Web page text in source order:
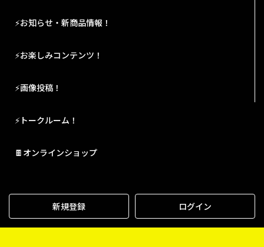
⚡お知らせ・新商品情報！
⚡お楽しみコンテンツ！
⚡画像投稿！
⚡トークルーム！
🍫オンラインショップ
新規登録 ログイン